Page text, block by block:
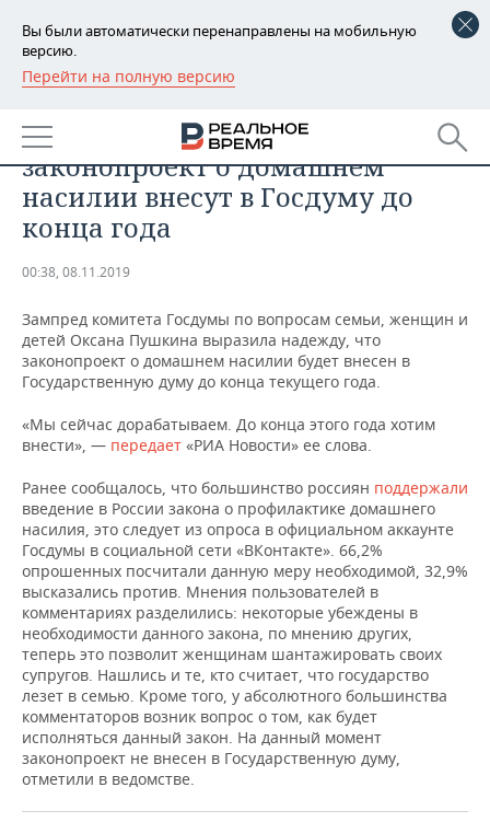
Вы были автоматически перенаправлены на мобильную
версию.
Перейти на полную версию
РЕГИОНЫ
БАШКОРТОСТАН
ТАТАРСТАН
УДМУРТИЯ
НОВОСТИ
АНАЛИТИКА
НОВОСТИ АНАЛИТИКИ
ДЕКЛАРАЦИИ О ДОХОДАХ
КОРОЛИ ГОСЗАКАЗА ПФО
ВУЗЫ ТАТАРСТАНА
КОМУ ПРИНАДЛЕЖАТ
ТОРГОВЫЕ ЦЕНТРЫ
ЭКОНОМИКА
НОВОСТИ ЭКОНОМИКИ
ФИНАНСЫ
БАНКИ
БЮДЖЕТ
ИНВЕСТИЦИИ
ПРОМЫШЛЕННОСТЬ
НОВОСТИ
ПРОМЫШЛЕННОСТИ
АГРОПРОМ
МАШИНОСТРОЕНИЕ
НЕФТЕХИМИЯ
НЕФТЬ
ОПК
ЭНЕРГЕТИКА
НЕДВИЖИМОСТЬ
НОВОСТИ НЕДВИЖИМОСТИ
АВТО
НОВОСТИ АВТО
БИЗНЕС
НОВОСТИ БИЗНЕСА
РОЗНИЧНАЯ ТОРГОВЛЯ
ТРАНСПОРТ
УСЛУГИ
ТЕХНОЛОГИИ
НОВОСТИ ТЕХНОЛОГИЙ
IT
МЕДИА
ТЕЛЕКОММУНИКАЦИИ
МЕРОПРИЯТИЯ
НОВОСТИ МЕРОПРИЯТИЙ
ВЫЕЗДНАЯ РЕДАКЦИЯ
БИЗНЕС-БРАНЧИ
ONLINE-КОНФЕРЕНЦИИ
ОТКРЫТАЯ ЛЕКЦИЯ
СПОРТ
НОВОСТИ СПОРТА
ФУТБОЛ
ХОККЕЙ
БАСКЕТБОЛ
ОБЩЕСТВО
НОВОСТИ ОБЩЕСТВА
ВЛАСТЬ
ИНФРАСТРУКТУРА
ФОТОГАЛЕРЕЯ
СЮЖЕТЫ
СПРАВОЧНИК
Пушкина заявила, что
законопроект о домашнем
насилии внесут в Госдуму до
конца года
00:38, 08.11.2019
Зампред комитета Госдумы по вопросам семьи, женщин и
детей Оксана Пушкина выразила надежду, что
законопроект о домашнем насилии будет внесен в
Государственную думу до конца текущего года.
«Мы сейчас дорабатываем. До конца этого года хотим
внести», — передает «РИА Новости» ее слова.
Ранее сообщалось, что большинство россиян поддержали
введение в России закона о профилактике домашнего
насилия, это следует из опроса в официальном аккаунте
Госдумы в социальной сети «ВКонтакте». 66,2%
опрошенных посчитали данную меру необходимой, 32,9%
высказались против. Мнения пользователей в
комментариях разделились: некоторые убеждены в
необходимости данного закона, по мнению других,
теперь это позволит женщинам шантажировать своих
супругов. Нашлись и те, кто считает, что государство
лезет в семью. Кроме того, у абсолютного большинства
комментаторов возник вопрос о том, как будет
исполняться данный закон. На данный момент
законопроект не внесен в Государственную думу,
отметили в ведомстве.